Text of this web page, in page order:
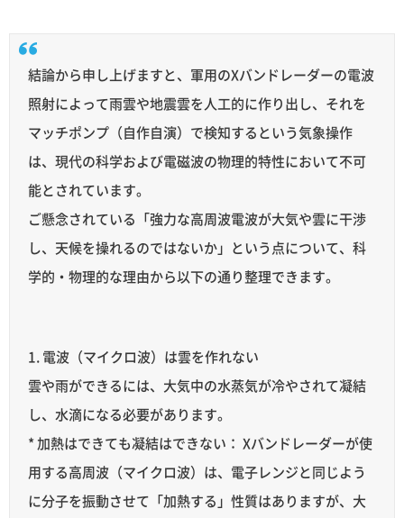
結論から申し上げますと、軍用のXバンドレーダーの電波
照射によって雨雲や地震雲を人工的に作り出し、それを
マッチポンプ（自作自演）で検知するという気象操作
は、現代の科学および電磁波の物理的特性において不可
能とされています。
ご懸念されている「強力な高周波電波が大気や雲に干渉
し、天候を操れるのではないか」という点について、科
学的・物理的な理由から以下の通り整理できます。
1. 電波（マイクロ波）は雲を作れない
雲や雨ができるには、大気中の水蒸気が冷やされて凝結
し、水滴になる必要があります。
* 加熱はできても凝結はできない： Xバンドレーダーが使
用する高周波（マイクロ波）は、電子レンジと同じよう
に分子を振動させて「加熱する」性質はありますが、大